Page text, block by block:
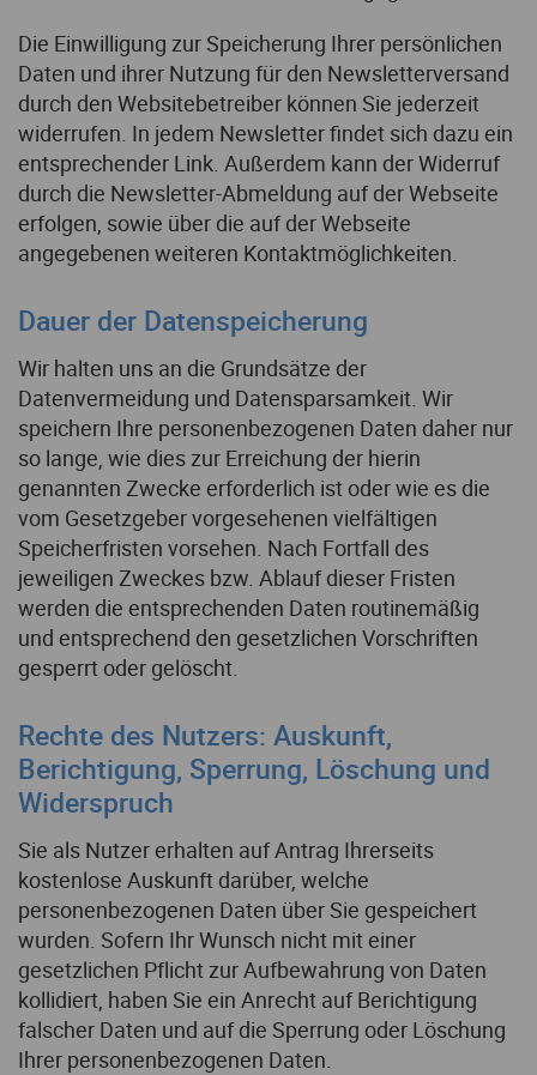
Die Einwilligung zur Speicherung Ihrer persönlichen
Daten und ihrer Nutzung für den Newsletterversand
durch den Websitebetreiber können Sie jederzeit
widerrufen. In jedem Newsletter findet sich dazu ein
entsprechender Link. Außerdem kann der Widerruf
durch die Newsletter-Abmeldung auf der Webseite
erfolgen, sowie über die auf der Webseite
angegebenen weiteren Kontaktmöglichkeiten.
Dauer der Datenspeicherung
Wir halten uns an die Grundsätze der
Datenvermeidung und Datensparsamkeit. Wir
speichern Ihre personenbezogenen Daten daher nur
so lange, wie dies zur Erreichung der hierin
genannten Zwecke erforderlich ist oder wie es die
vom Gesetzgeber vorgesehenen vielfältigen
Speicherfristen vorsehen. Nach Fortfall des
jeweiligen Zweckes bzw. Ablauf dieser Fristen
werden die entsprechenden Daten routinemäßig
und entsprechend den gesetzlichen Vorschriften
gesperrt oder gelöscht.
Rechte des Nutzers: Auskunft,
Berichtigung, Sperrung, Löschung und
Widerspruch
Sie als Nutzer erhalten auf Antrag Ihrerseits
kostenlose Auskunft darüber, welche
personenbezogenen Daten über Sie gespeichert
wurden. Sofern Ihr Wunsch nicht mit einer
gesetzlichen Pflicht zur Aufbewahrung von Daten
kollidiert, haben Sie ein Anrecht auf Berichtigung
falscher Daten und auf die Sperrung oder Löschung
Ihrer personenbezogenen Daten.